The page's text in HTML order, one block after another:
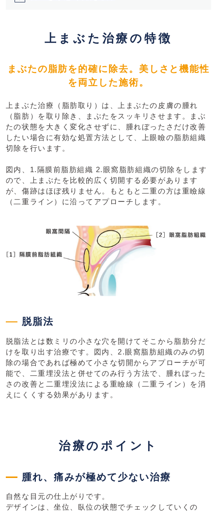
上まぶた治療の特徴
まぶたの脂肪を的確に除去。美しさと機能性
を両立した施術。
上まぶた治療（脂肪取り）は、上まぶたの皮膚の腫れ
（脂肪）を取り除き、まぶたをスッキリさせます。まぶ
たの状態を大きく変化させずに、腫れぼったさだけ改善
したい場合に有効な処置方法として、上眼瞼の脂肪組織
切除を行います。
図内、1.隔膜前脂肪組織 2.眼窩脂肪組織の切除をします
ので、上まぶたを比較的広く切開する必要があります
が、傷跡はほぼ残りません。もともと二重の方は重瞼線
（二重ライン）に沿ってアプローチします。
脱脂法
脱脂法とは数ミリの小さな穴を開けてそこから脂肪分だ
けを取り出す治療です。図内、2.眼窩脂肪組織のみの切
除の場合であれば極めて小さな切開からアプローチが可
能で、二重埋没法と併せてのみ行う方法で、腫れぼった
さの改善と二重埋没法による重瞼線（二重ライン）を消
えにくくする効果があります。
治療のポイント
腫れ、痛みが極めて少ない治療
自然な目元の仕上がりです。
デザインは、坐位、臥位の状態でチェックしていくの